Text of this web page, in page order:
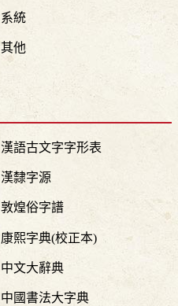
系統
其他
漢語古文字字形表
漢隸字源
敦煌俗字譜
康熙字典(校正本)
中文大辭典
中國書法大字典